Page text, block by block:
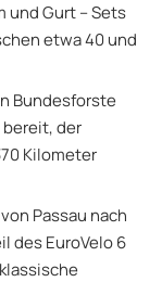
Gurt – Sets
etwa 40 und
Bundesforste
der
Kilometer
Passau nach
des EuroVelo 6